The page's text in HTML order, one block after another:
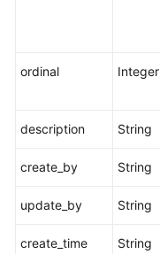
指
接
生
ordinal Integer
description String
create_by String
update_by String
create_time String